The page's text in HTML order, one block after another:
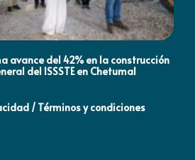
avance del 42% en la construcción
del ISSSTE en Chetumal
/ Términos y condiciones